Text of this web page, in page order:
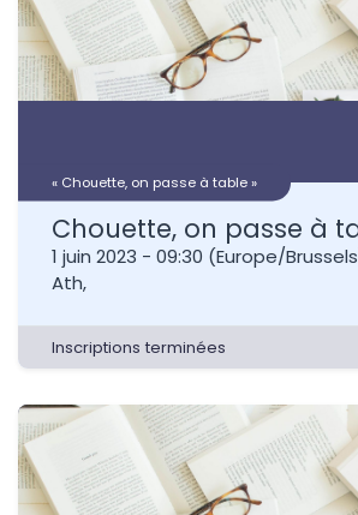
« Chouette, on passe à table »
1 juin 2023 - 09:30 (Europe/Brussels
Ath,
Inscriptions terminées